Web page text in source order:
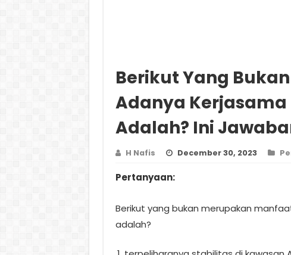
Berikut Yang
Adanya Kerjasama
Adalah? Ini
H Nafis December 30, 2023
Pertanyaan:
Berikut yang bukan merupakan
adalah?